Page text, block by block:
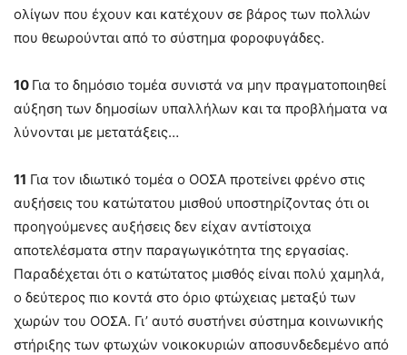
ολίγων που έχουν και κατέχουν σε βάρος των πολλών
που θεωρούνται από το σύστημα φοροφυγάδες.
10 Για το δημόσιο τομέα συνιστά να μην πραγματοποιηθεί
αύξηση των δημοσίων υπαλλήλων και τα προβλήματα να
λύνονται με μετατάξεις…
11 Για τον ιδιωτικό τομέα ο ΟΟΣΑ προτείνει φρένο στις
αυξήσεις του κατώτατου μισθού υποστηρίζοντας ότι οι
προηγούμενες αυξήσεις δεν είχαν αντίστοιχα
αποτελέσματα στην παραγωγικότητα της εργασίας.
Παραδέχεται ότι ο κατώτατος μισθός είναι πολύ χαμηλά,
ο δεύτερος πιο κοντά στο όριο φτώχειας μεταξύ των
χωρών του ΟΟΣΑ. Γι’ αυτό συστήνει σύστημα κοινωνικής
στήριξης των φτωχών νοικοκυριών αποσυνδεδεμένο από